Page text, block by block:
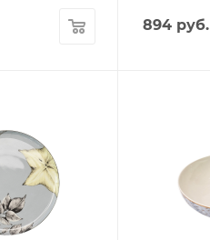
894руб.